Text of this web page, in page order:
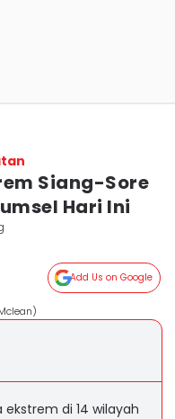
Siang-Sore
Hari Ini
Add Us on Google
di 14 wilayah